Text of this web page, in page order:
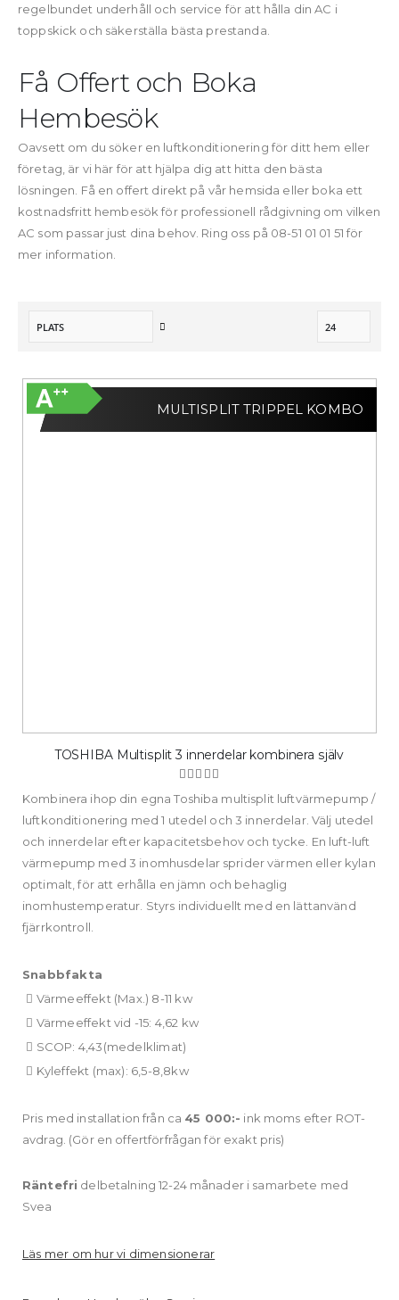
regelbundet underhåll och service för att hålla din AC i
toppskick och säkerställa bästa prestanda.
Få Offert och Boka
Hembesök
Oavsett om du söker en luftkonditionering för ditt hem eller
företag, är vi här för att hjälpa dig att hitta den bästa
lösningen. Få en offert direkt på vår hemsida eller boka ett
kostnadsfritt hembesök för professionell rådgivning om vilken
AC som passar just dina behov. Ring oss på 08-51 01 01 51 för
mer information.
Sätt
MULTISPLIT TRIPPEL KOMBO
TOSHIBA Multisplit 3 innerdelar kombinera själv
Rating:
Kombinera ihop din egna Toshiba multisplit luftvärmepump /
luftkonditionering med 1 utedel och 3 innerdelar. Välj utedel
och innerdelar efter kapacitetsbehov och tycke. En luft-luft
värmepump med 3 inomhusdelar sprider värmen eller kylan
optimalt, för att erhålla en jämn och behaglig
inomhustemperatur. Styrs individuellt med en lättanvänd
fjärrkontroll.
Snabbfakta
Värmeeffekt (Max.) 8-11 kw
Värmeeffekt vid -15: 4,62 kw
SCOP: 4,43(medelklimat)
Kyleffekt (max): 6,5-8,8kw
Pris med installation från ca 45 000:- ink moms efter ROT-
avdrag. (Gör en offertförfrågan för exakt pris)
Räntefri delbetalning 12-24 månader i samarbete med
Svea
Läs mer om hur vi dimensionerar